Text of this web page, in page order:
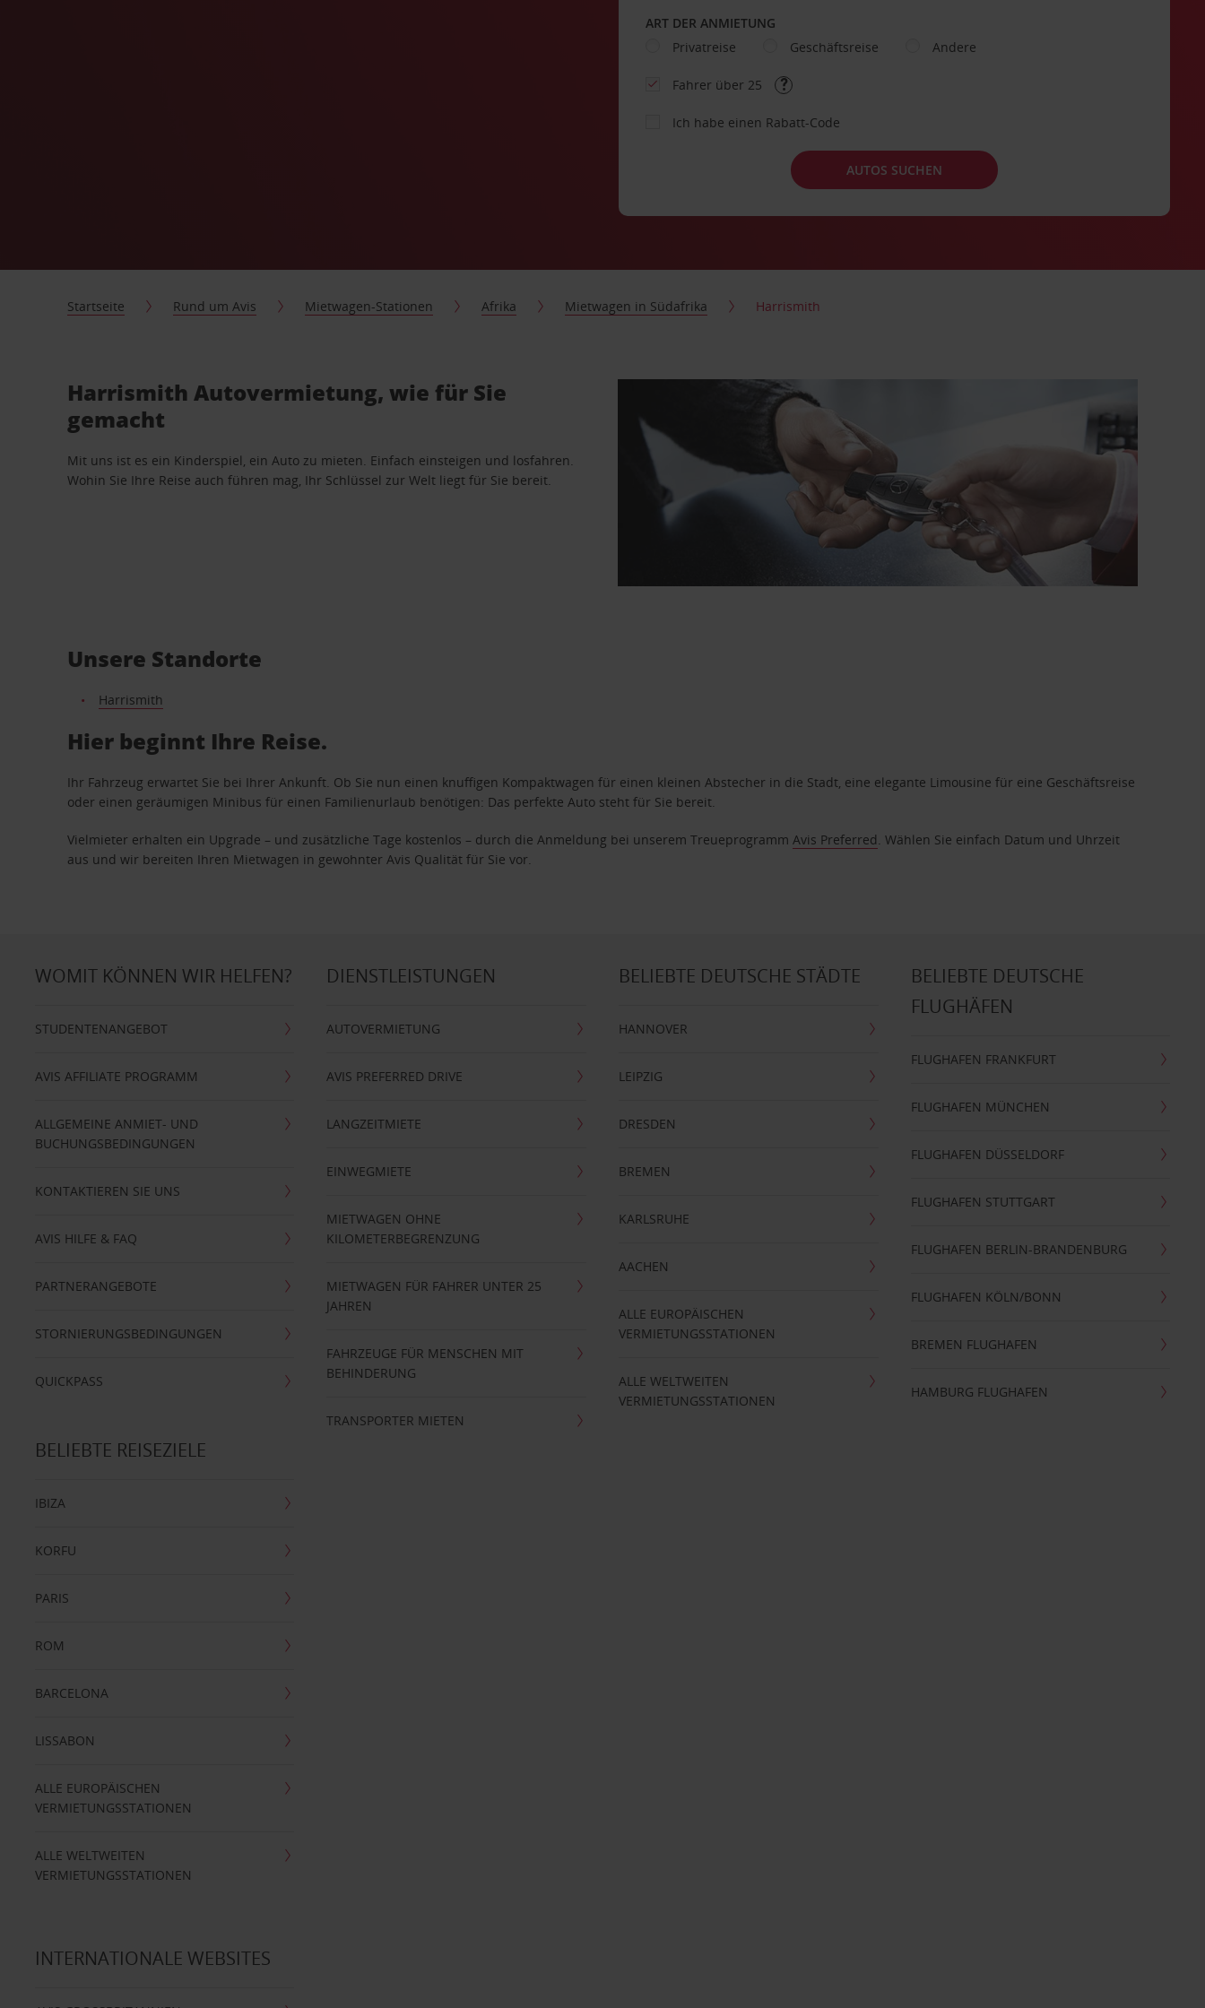
ART DER ANMIETUNG
Privatreise
Geschäftsreise Andere
Fahrer über 25
Ich habe einen Rabatt-Code
AUTOS SUCHEN
Startseite Rund um Avis Mietwagen-Stationen Afrika Mietwagen in Südafrika Harrismith
Harrismith Autovermietung, wie für Sie
gemacht
Mit uns ist es ein Kinderspiel, ein Auto zu mieten. Einfach einsteigen und losfahren.
Wohin Sie Ihre Reise auch führen mag, Ihr Schlüssel zur Welt liegt für Sie bereit.
Unsere Standorte
Harrismith
Hier beginnt Ihre Reise.
Ihr Fahrzeug erwartet Sie bei Ihrer Ankunft. Ob Sie nun einen knuffigen Kompaktwagen für einen kleinen Abstecher in die Stadt, eine elegante Limousine für eine Geschäftsreise
oder einen geräumigen Minibus für einen Familienurlaub benötigen: Das perfekte Auto steht für Sie bereit.
Vielmieter erhalten ein Upgrade – und zusätzliche Tage kostenlos – durch die Anmeldung bei unserem TreueprogrammAvis Preferred. Wählen Sie einfach Datum und Uhrzeit
aus und wir bereiten Ihren Mietwagen in gewohnter Avis Qualität für Sie vor.
WOMIT KÖNNEN WIR HELFEN?
STUDENTENANGEBOT
AVIS AFFILIATE PROGRAMM
ALLGEMEINE ANMIET- UND
BUCHUNGSBEDINGUNGEN
KONTAKTIEREN SIE UNS
AVIS HILFE & FAQ
PARTNERANGEBOTE
STORNIERUNGSBEDINGUNGEN
QUICKPASS
DIENSTLEISTUNGEN
AUTOVERMIETUNG
AVIS PREFERRED DRIVE
LANGZEITMIETE
EINWEGMIETE
MIETWAGEN OHNE
KILOMETERBEGRENZUNG
MIETWAGEN FÜR FAHRER UNTER 25
JAHREN
FAHRZEUGE FÜR MENSCHEN MIT
BEHINDERUNG
TRANSPORTER MIETEN
BELIEBTE DEUTSCHE STÄDTE
HANNOVER
LEIPZIG
DRESDEN
BREMEN
KARLSRUHE
AACHEN
ALLE EUROPÄISCHEN
VERMIETUNGSSTATIONEN
ALLE WELTWEITEN
VERMIETUNGSSTATIONEN
BELIEBTE DEUTSCHE
FLUGHÄFEN
FLUGHAFEN FRANKFURT
FLUGHAFEN MÜNCHEN
FLUGHAFEN DÜSSELDORF
FLUGHAFEN STUTTGART
FLUGHAFEN BERLIN-BRANDENBURG
FLUGHAFEN KÖLN/BONN
BREMEN FLUGHAFEN
HAMBURG FLUGHAFEN
BELIEBTE REISEZIELE
IBIZA
KORFU
PARIS
ROM
BARCELONA
LISSABON
ALLE EUROPÄISCHEN
VERMIETUNGSSTATIONEN
ALLE WELTWEITEN
VERMIETUNGSSTATIONEN
INTERNATIONALE WEBSITES